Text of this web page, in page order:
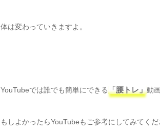
体は変わっていきますよ。
YouTubeでは誰でも簡単にできる「腰トレ」動
もしよかったらYouTubeもご参考にしてみてくだ